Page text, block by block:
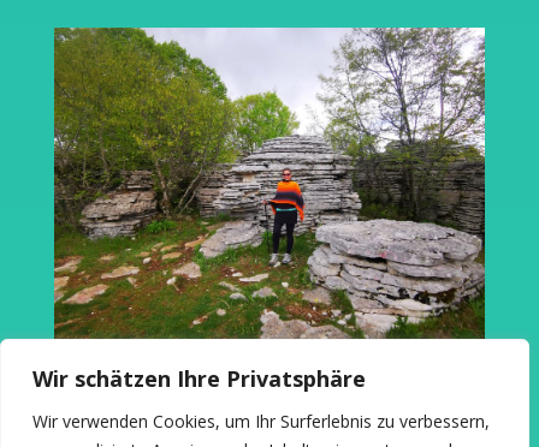
Wir schätzen Ihre Privatsphäre
Wir verwenden Cookies, um Ihr Surferlebnis zu verbessern,
1 2 3 4 Weiter